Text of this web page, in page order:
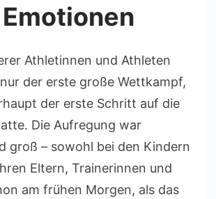
Athletinnen und Athleten
der erste große Wettkampf,
der erste Schritt auf die
Die Aufregung war
groß – sowohl bei den Kindern
Eltern, Trainerinnen und
am frühen Morgen, als das